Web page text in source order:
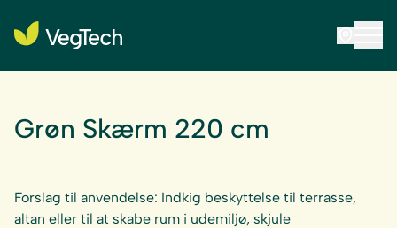
Grøn Skærm 220 cm
Forslag til anvendelse: Indkig beskyttelse til terrasse,
altan eller til at skabe rum i udemiljø, skjule